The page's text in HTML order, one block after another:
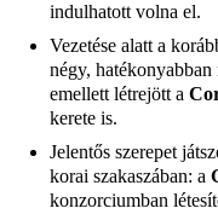
indulhatott volna el.
Vezetése alatt a
négy,
emellett létrejött a
kerete is.
Jelentős szerepet
korai szakaszában: a
konzorciumban